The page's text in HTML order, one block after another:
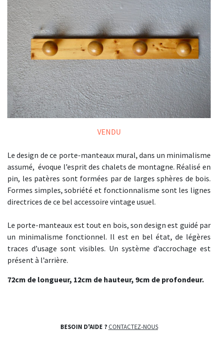
VENDU
Le design de ce porte-manteaux mural, dans un minimalisme
assumé, évoque l’esprit des chalets de montagne. Réalisé en
pin, les patères sont formées par de larges sphères de bois.
Formes simples, sobriété et fonctionnalisme sont les lignes
directrices de ce bel accessoire vintage usuel.
Le porte-manteaux est tout en bois, son design est guidé par
un minimalisme fonctionnel. Il est en bel état, de légères
traces d’usage sont visibles. Un système d’accrochage est
présent à l’arrière.
72cm de longueur, 12cm de hauteur, 9cm de profondeur.
BESOIN D'AIDE ? CONTACTEZ-NOUS